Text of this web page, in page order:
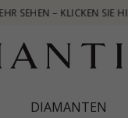
DIAMANTEN